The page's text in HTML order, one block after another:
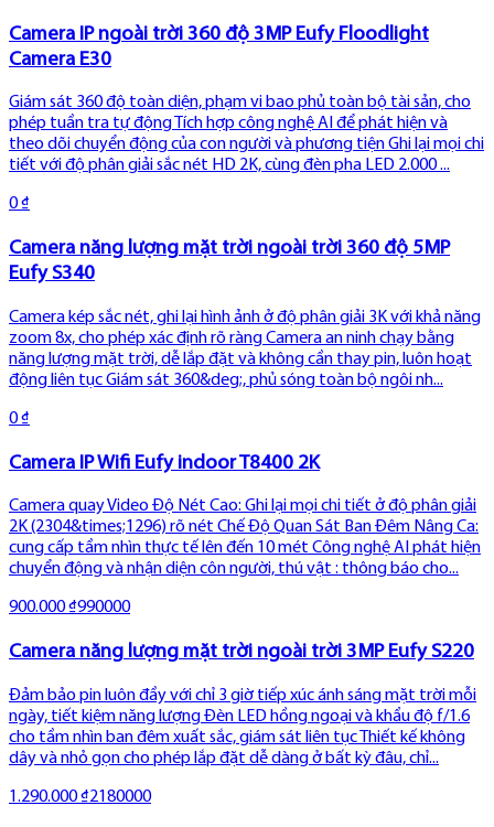
Camera IP ngoài trời 360 độ 3MP Eufy Floodlight
Camera E30
Giám sát 360 độ toàn diện, phạm vi bao phủ toàn bộ tài sản, cho
phép tuần tra tự động Tích hợp công nghệ AI để phát hiện và
theo dõi chuyển động của con người và phương tiện Ghi lại mọi chi
tiết với độ phân giải sắc nét HD 2K, cùng đèn pha LED 2.000 ...
0 ₫
Camera năng lượng mặt trời ngoài trời 360 độ 5MP
Eufy S340
Camera kép sắc nét, ghi lại hình ảnh ở độ phân giải 3K với khả năng
zoom 8x, cho phép xác định rõ ràng Camera an ninh chạy bằng
năng lượng mặt trời, dễ lắp đặt và không cần thay pin, luôn hoạt
động liên tục Giám sát 360&deg;, phủ sóng toàn bộ ngôi nh...
0 ₫
Camera IP Wifi Eufy indoor T8400 2K
Camera quay Video Độ Nét Cao: Ghi lại mọi chi tiết ở độ phân giải
2K (2304&times;1296) rõ nét Chế Độ Quan Sát Ban Đêm Nâng Ca:
cung cấp tầm nhìn thực tế lên đến 10 mét Công nghệ AI phát hiện
chuyển động và nhận diện côn người, thú vật : thông báo cho...
900.000 ₫990000
Camera năng lượng mặt trời ngoài trời 3MP Eufy S220
Đảm bảo pin luôn đầy với chỉ 3 giờ tiếp xúc ánh sáng mặt trời mỗi
ngày, tiết kiệm năng lượng Đèn LED hồng ngoại và khẩu độ f/1.6
cho tầm nhìn ban đêm xuất sắc, giám sát liên tục Thiết kế không
dây và nhỏ gọn cho phép lắp đặt dễ dàng ở bất kỳ đâu, chỉ...
1.290.000 ₫2180000